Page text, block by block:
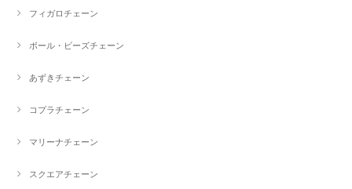
フィガロチェーン
ボール・ビーズチェーン
あずきチェーン
コプラチェーン
マリーナチェーン
スクエアチェーン